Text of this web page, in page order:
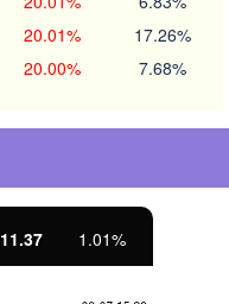
20.01% 17.26%
20.00% 7.68%
11.37 1.01%